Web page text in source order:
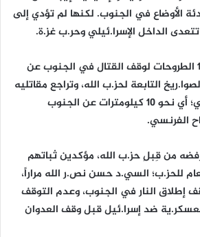
الأوضاع في الجنوب. لكنها لم تؤدي إلى
الداخل الإسرا.ئيلي وحر.ب غز.ة.
بينما، يتصدر القرار 1701 الطروحات لوقف القتال في الجنوب عن
التابعة لحز.ب الله، وتراجع مقاتليه
إلى شمال خط الليطاني؛ أي نحو 10 كيلومترات عن الجنوب
الفرنسي.
رفضه من قِبلِ حز.ب الله، مؤكدين ثباتهم
للحز.ب؛ السي.د حسن نص.ر الله مراراً،
إطلاق النار في الجنوب، وعدم التوقف
ضد إسرا.ئيل قبل وقف العدوان